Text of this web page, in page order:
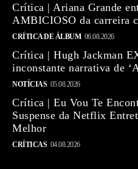
Crítica | Ariana Grande
AMBICIOSO da carreira
CRÍTICA DE ÁLBUM 06.08.2026
Crítica | Hugh Jackman
inconstante narrativa de
NOTÍCIAS 05.08.2026
Crítica | Eu Vou Te
Suspense da Netflix
Melhor
CRÍTICAS 04.08.2026